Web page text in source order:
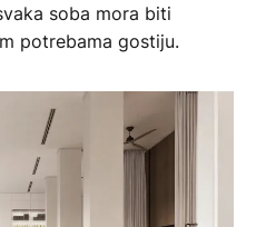
soba mora biti
potrebama gostiju.